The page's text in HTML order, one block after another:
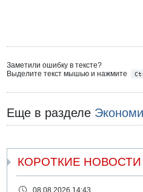
Заметили ошибку в тексте?
Выделите текст мышью и нажмите
Еще в разделе
КОРОТКИЕ НОВОСТИ